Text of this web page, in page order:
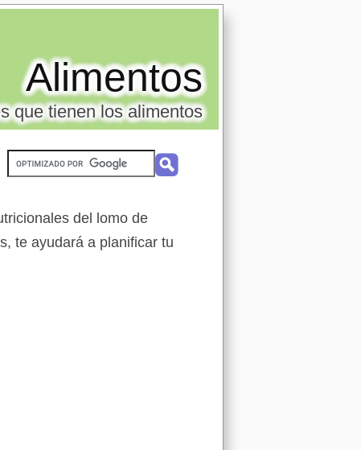
Alimentos
que tienen los alimentos
del lomo de
te ayudará a planificar tu